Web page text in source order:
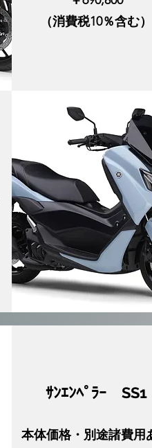
（消費税10％含む）
​ｻﾝｴﾝﾍﾟﾗｰ SS1
本体価格・別途諸費用